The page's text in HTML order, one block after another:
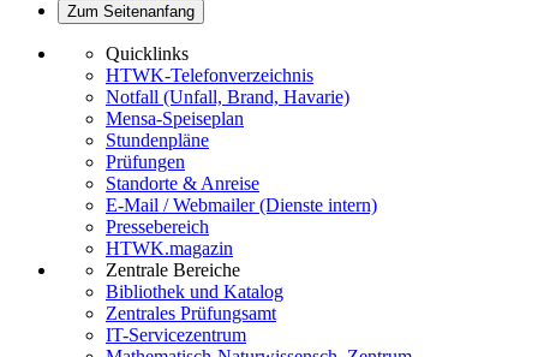
Zum Seitenanfang
Quicklinks
HTWK-Telefonverzeichnis
Notfall (Unfall, Brand, Havarie)
Mensa-Speiseplan
Stundenpläne
Prüfungen
Standorte & Anreise
E-Mail / Webmailer (Dienste intern)
Pressebereich
HTWK.magazin
Zentrale Bereiche
Bibliothek und Katalog
Zentrales Prüfungsamt
IT-Servicezentrum